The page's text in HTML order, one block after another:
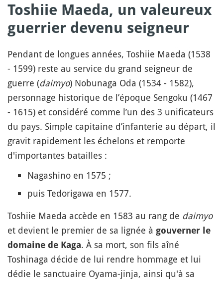
Toshiie Maeda, un valeureux
guerrier devenu seigneur
Pendant de longues années, Toshiie Maeda (1538
- 1599) reste au service du grand seigneur de
guerre (daimyo) Nobunaga Oda (1534 - 1582),
personnage historique de l’époque Sengoku (1467
- 1615) et considéré comme l’un des 3 unificateurs
du pays. Simple capitaine d’infanterie au départ, il
gravit rapidement les échelons et remporte
d'importantes batailles :
Nagashino en 1575 ;
puis Tedorigawa en 1577.
Toshiie Maeda accède en 1583 au rang de daimyo
et devient le premier de sa lignée à gouverner le
domaine de Kaga. À sa mort, son fils aîné
Toshinaga décide de lui rendre hommage et lui
dédie le sanctuaire Oyama-jinja, ainsi qu'à sa